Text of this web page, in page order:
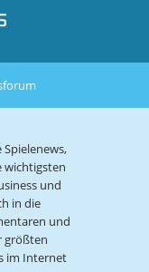
forum
wichtigsten
und
in die
und
größten
im Internet